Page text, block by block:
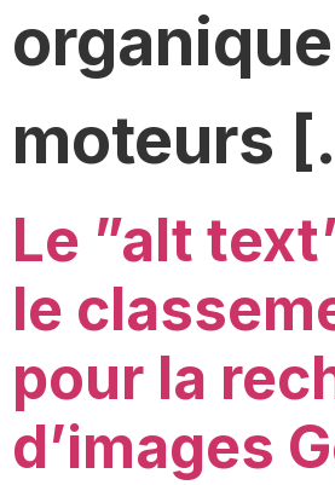
moteurs
Le ”alt
le
pour la
d’images